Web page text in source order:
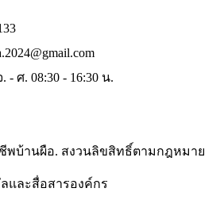
- ศ. 08:30 - 16:30 น.
พบ้านผือ. สงวนลิขสิทธิ์ตามกฎหมาย
และสื่อสารองค์กร